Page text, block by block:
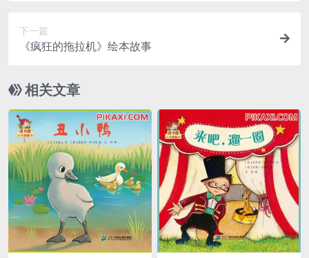
下一篇
《疯狂的拖拉机》绘本故事
相关文章